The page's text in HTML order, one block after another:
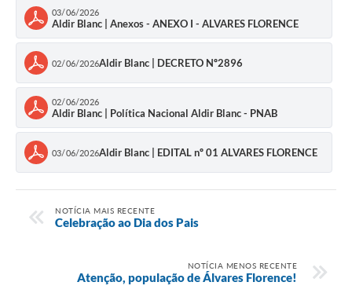
03/06/2026
Aldir Blanc | Anexos - ANEXO I - ALVARES FLORENCE
02/06/2026Aldir Blanc | DECRETO Nº2896
02/06/2026
Aldir Blanc | Política Nacional Aldir Blanc - PNAB
03/06/2026Aldir Blanc | EDITAL nº 01 ALVARES FLORENCE
NOTÍCIA MAIS RECENTE
Celebração ao Dia dos Pais
NOTÍCIA MENOS RECENTE
Atenção, população de Álvares Florence!